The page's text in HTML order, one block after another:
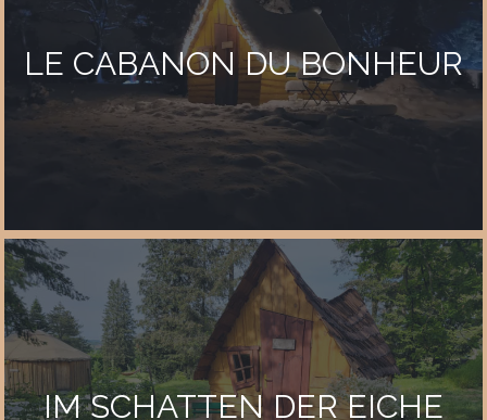
LE CABANON DU BONHEUR
IM SCHATTEN DER EICHE